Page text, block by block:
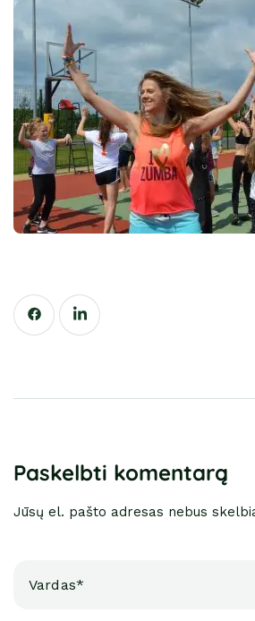
Paskelbti komentarą
Jūsų el. pašto adresas nebus